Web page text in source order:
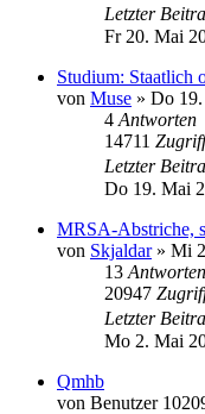
Letzter
Fr 20. Mai
Studium: Staatlich
von Muse » Do
4 Antworten
14711
Letzter
Do 19. Mai
MRSA-Abstriche,
von Skjaldar» Mi
13 Antworten
20947
Letzter
Mo 2. Mai
Qmhb
von Benutzer